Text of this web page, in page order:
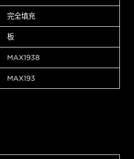
完全填充
板
MAX1938
MAX193